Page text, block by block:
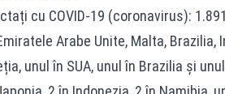
19 (coronavirus):
Arabe Unite, Malta,
unul în SUA, unul în Brazilia și